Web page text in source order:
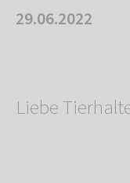
29.06.2022
Liebe